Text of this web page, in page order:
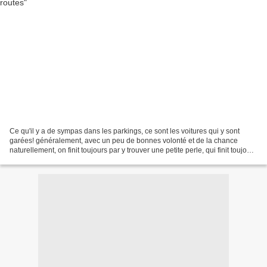
Ce qu'il y a de sympas dans les parkings, ce sont les voitures qui y sont
garées! généralement, avec un peu de bonnes volonté et de la chance
naturellement, on finit toujours par y trouver une petite perle, qui finit toujours